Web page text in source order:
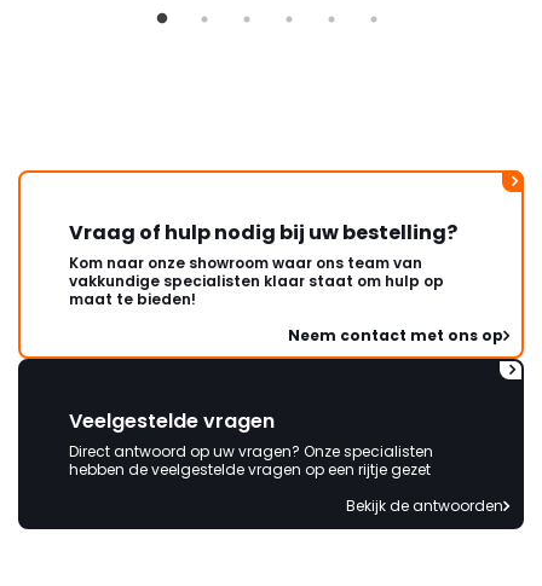
Vraag of hulp nodig bij uw bestelling?
Kom naar onze showroom waar ons team van
vakkundige specialisten klaar staat om hulp op
maat te bieden!
Neem contact met ons op
Veelgestelde vragen
Direct antwoord op uw vragen? Onze specialisten
hebben de veelgestelde vragen op een rijtje gezet
Bekijk de antwoorden